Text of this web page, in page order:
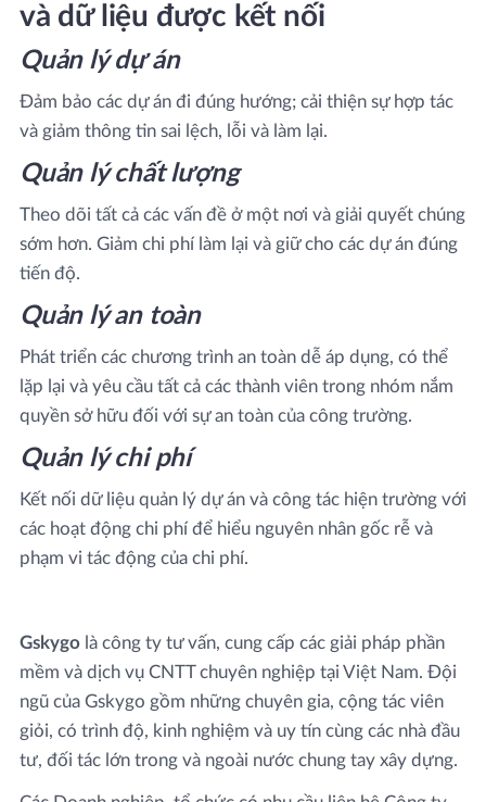
và dữ liệu được kết nối
Quản lý dự án
Đảm bảo các dự án đi đúng hướng; cải thiện sự hợp tác
và giảm thông tin sai lệch, lỗi và làm lại.
Quản lý chất lượng
Theo dõi tất cả các vấn đề ở một nơi và giải quyết chúng
sớm hơn. Giảm chi phí làm lại và giữ cho các dự án đúng
tiến độ.
Quản lý an toàn
Phát triển các chương trình an toàn dễ áp dụng, có thể
lặp lại và yêu cầu tất cả các thành viên trong nhóm nắm
quyền sở hữu đối với sự an toàn của công trường.
Quản lý chi phí
Kết nối dữ liệu quản lý dự án và công tác hiện trường với
các hoạt động chi phí để hiểu nguyên nhân gốc rễ và
phạm vi tác động của chi phí.
Gskygo là công ty tư vấn, cung cấp các giải pháp phần
mềm và dịch vụ CNTT chuyên nghiệp tại Việt Nam. Đội
ngũ của Gskygo gồm những chuyên gia, cộng tác viên
giỏi, có trình độ, kinh nghiệm và uy tín cùng các nhà đầu
tư, đối tác lớn trong và ngoài nước chung tay xây dựng.